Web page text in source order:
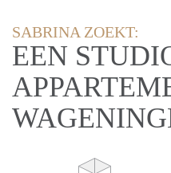
SABRINA ZOEKT:
EEN